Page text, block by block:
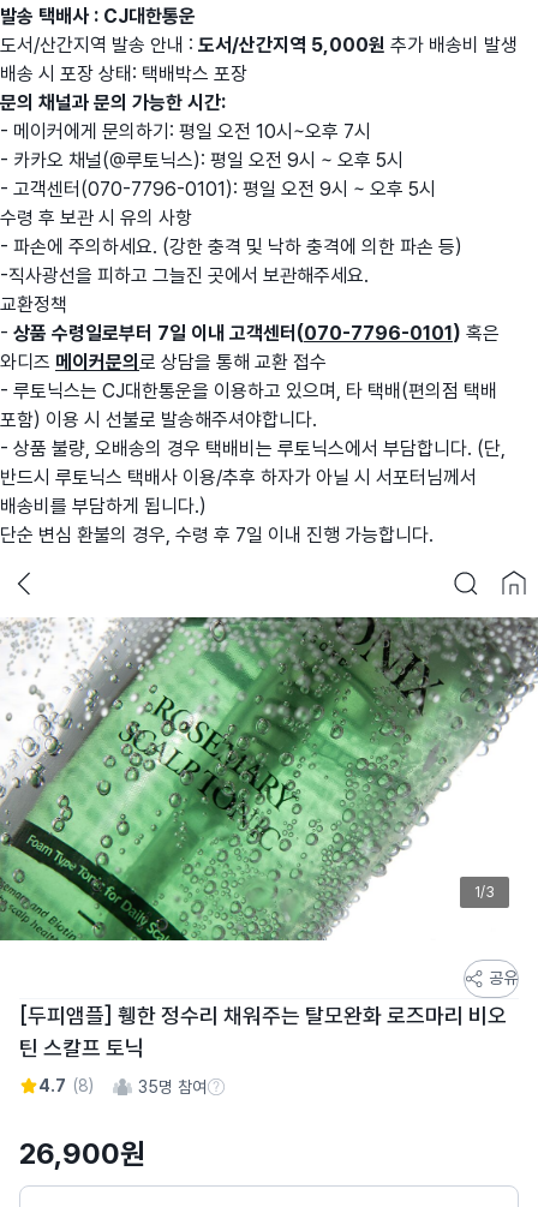
발송 택배사 : CJ대한통운
도서/산간지역 발송 안내 : 도서/산간지역 5,000원 추가 배송비 발생
배송 시 포장 상태: 택배박스 포장
문의 채널과 문의 가능한 시간:
- 메이커에게 문의하기: 평일 오전 10시~오후 7시
- 카카오 채널(@루토닉스): 평일 오전 9시 ~ 오후 5시
- 고객센터(070-7796-0101): 평일 오전 9시 ~ 오후 5시
수령 후 보관 시 유의 사항
- 파손에 주의하세요. (강한 충격 및 낙하 충격에 의한 파손 등)
-직사광선을 피하고 그늘진 곳에서 보관해주세요.
교환정책
- 상품 수령일로부터 7일 이내 고객센터(070-7796-0101) 혹은
와디즈 메이커문의 로 상담을 통해 교환 접수
- 루토닉스는 CJ대한통운을 이용하고 있으며, 타 택배(편의점 택배
포함) 이용 시 선불로 발송해주셔야합니다.
- 상품 불량, 오배송의 경우 택배비는 루토닉스에서 부담합니다. (단,
반드시 루토닉스 택배사 이용/추후 하자가 아닐 시 서포터님께서
배송비를 부담하게 됩니다.)
단순 변심 환불의 경우, 수령 후 7일 이내 진행 가능합니다.
1/3
토
어
스
토
상
공유
[두피앰플] 휑한 정수리 채워주는 탈모완화 로즈마리 비오
틴 스칼프 토닉
4.7 (8) 35명 참여참여 수 정보
26,900원